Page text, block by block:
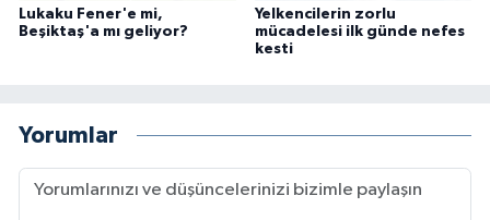
Lukaku Fener'e mi,
Beşiktaş'a mı geliyor?
Yelkencilerin zorlu
mücadelesi ilk günde nefes
kesti
Yorumlar